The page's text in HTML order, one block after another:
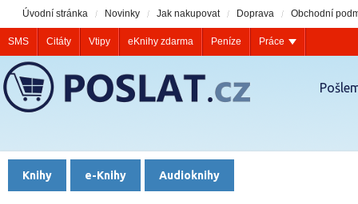
Knihy e-Knihy Audioknihy
Úvodní stránka Novinky Jak nakupovat Doprava Obchodní
SMS Citáty Vtipy eKnihy zdarma Peníze Práce